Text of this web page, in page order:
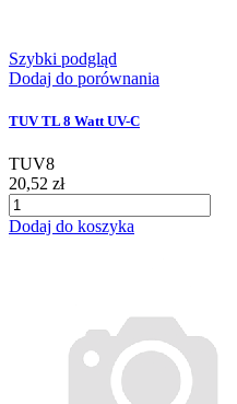
Szybki podgląd
Dodaj do porównania
TUV TL 8 Watt UV-C
TUV8
20,52 zł
Dodaj do koszyka